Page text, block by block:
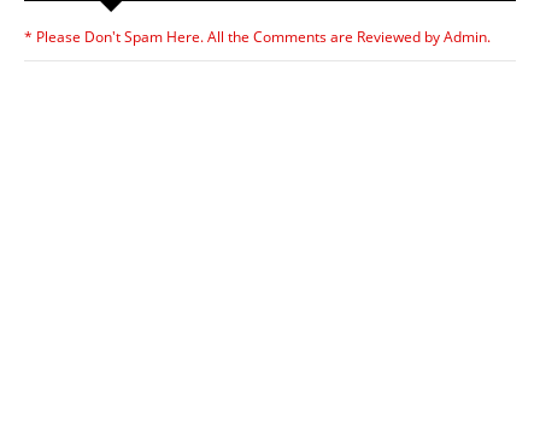
* Please Don't Spam Here. All the Comments are Reviewed by Admin.